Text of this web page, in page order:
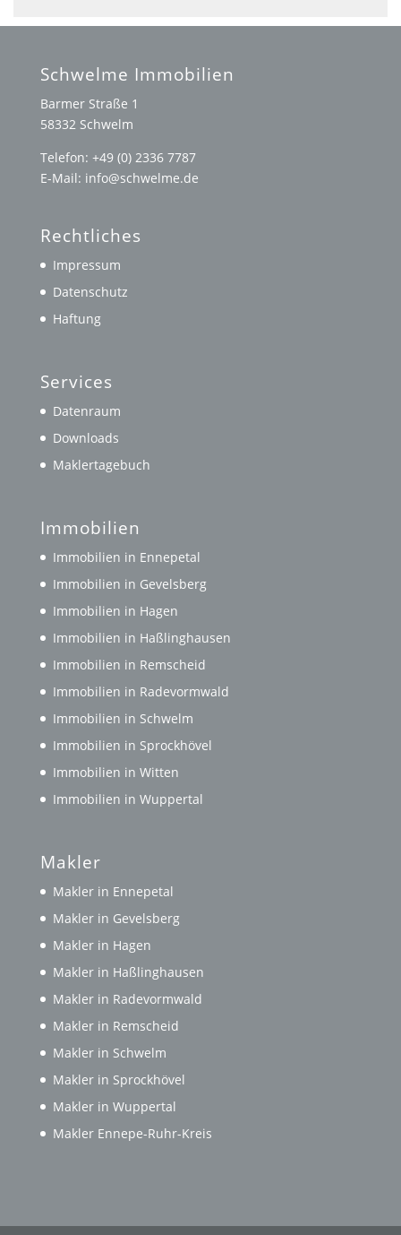
Schwelme Immobilien
Barmer Straße 1
58332 Schwelm
Telefon: +49 (0) 2336 7787
E-Mail: info@schwelme.de
Rechtliches
Impressum
Datenschutz
Haftung
Services
Datenraum
Downloads
Maklertagebuch
Immobilien
Immobilien in Ennepetal
Immobilien in Gevelsberg
Immobilien in Hagen
Immobilien in Haßlinghausen
Immobilien in Remscheid
Immobilien in Radevormwald
Immobilien in Schwelm
Immobilien in Sprockhövel
Immobilien in Witten
Immobilien in Wuppertal
Makler
Makler in Ennepetal
Makler in Gevelsberg
Makler in Hagen
Makler in Haßlinghausen
Makler in Radevormwald
Makler in Remscheid
Makler in Schwelm
Makler in Sprockhövel
Makler in Wuppertal
Makler Ennepe-Ruhr-Kreis